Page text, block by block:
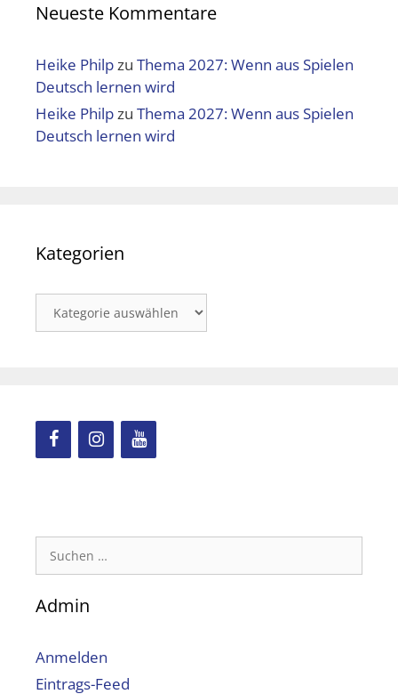
Neueste Kommentare
Heike Philpzu Thema 2027: Wenn aus Spielen
Deutsch lernen wird
Heike Philpzu Thema 2027: Wenn aus Spielen
Deutsch lernen wird
Kategorien
Kategorien
Suchen
nach:
Admin
Anmelden
Eintrags-Feed